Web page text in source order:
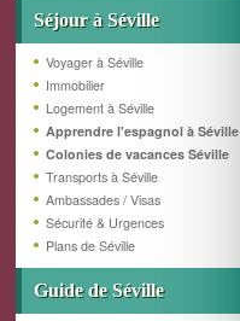
Séjour à Séville
Voyager à Séville
Immobilier
Logement à Séville
Apprendre l'espagnol à Séville
Colonies de vacances Séville
Transports à Séville
Ambassades / Visas
Sécurité & Urgences
Plans de Séville
Guide de Séville